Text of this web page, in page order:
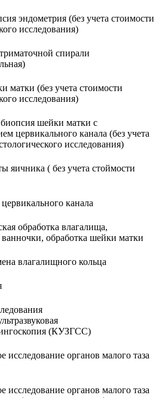
эндометрия (без учета стоимости
исследования)
спирали
матки (без учета стоимости
исследования)
шейки матки с
цервикального канала (без учета
исследования)
яичника ( без учета стоймости
канала
обработка влагалища,
обработка шейки матки
влагалищного кольца
(КУЗГСС)
исследование органов малого таза
исследование органов малого таза